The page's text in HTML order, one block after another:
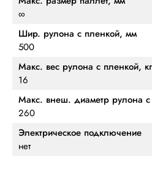
∞
Шир. рулона с пленкой, мм
500
Макс. вес рулона с пленкой, кг
16
Макс. внеш. диаметр рулона
260
Электрическое подключение
нет